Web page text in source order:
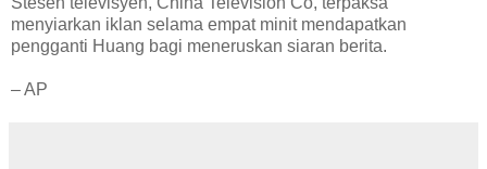
menyiarkan iklan selama empat minit mendapatkan
pengganti Huang bagi meneruskan siaran berita.
– AP